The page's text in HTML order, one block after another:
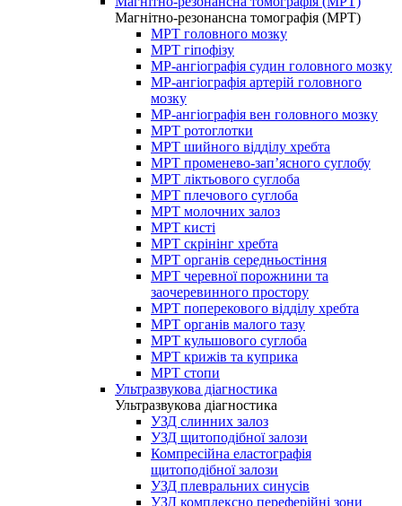
Магнітно-резонансна томографія (МРТ)
МРТ головного мозку
МРТ гіпофізу
МР-ангіографія судин головного мозку
МР-ангіографія артерій головного
мозку
МР-ангіографія вен головного мозку
МРТ ротоглотки
МРТ шийного відділу хребта
МРТ променево-зап’ясного суглобу
МРТ ліктьового суглоба
МРТ плечового суглоба
МРТ молочних залоз
МРТ кисті
МРТ скрінінг хребта
МРТ органів середньостіння
МРТ черевної порожнини та
заочеревинного простору
МРТ поперекового відділу хребта
МРТ органів малого тазу
МРТ кульшового суглоба
МРТ крижів та куприка
МРТ стопи
Ультразвукова діагностика
Ультразвукова діагностика
УЗД слинних залоз
УЗД щитоподібної залози
Компресійна еластографія
щитоподібної залози
УЗД плевральних синусів
УЗД комплексно переферійні зони